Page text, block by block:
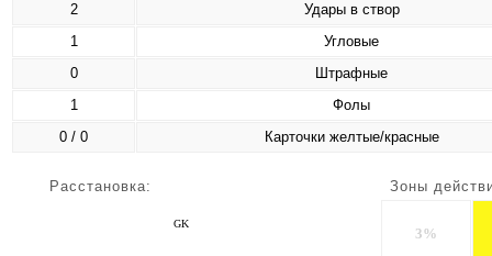
2
Удары в створ
1
Угловые
0
Штрафные
1
Фолы
0 / 0
Карточки желтые/красные
Расстановка:
GK
Зоны
3%